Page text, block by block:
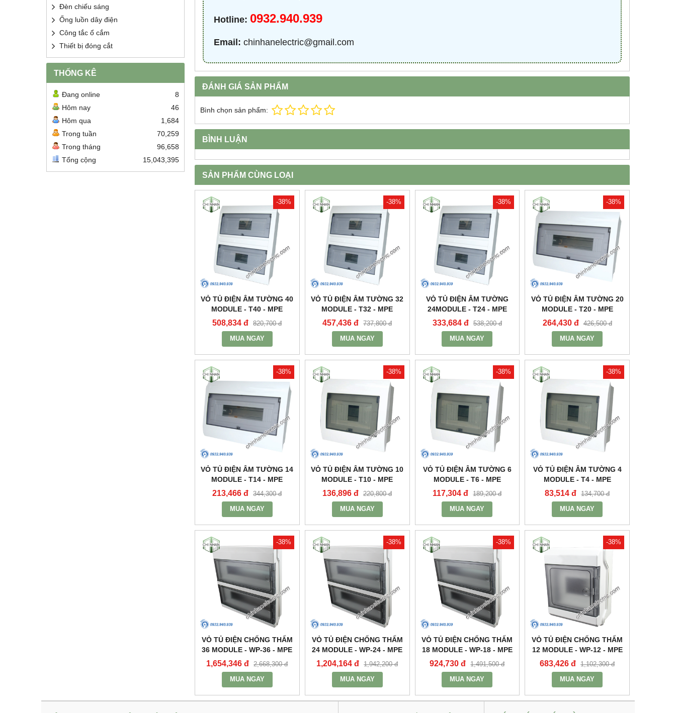
Đèn chiếu sáng
Ống luồn dây điện
Công tắc ổ cắm
Thiết bị đóng cắt
THỐNG KÊ
Đang online
8
Hôm nay
46
Hôm qua
1,684
Trong tuần
70,259
Trong tháng
96,658
Tổng cộng
15,043,395
Hotline: 0932.940.939
Email: chinhanelectric@gmail.com
ĐÁNH GIÁ SẢN PHẨM
Bình chọn sản phẩm:
BÌNH LUẬN
SẢN PHẨM CÙNG LOẠI
-38%
VỎ TỦ ĐIỆN ÂM TƯỜNG 40
MODULE - T40 - MPE
508,834 đ 820,700 đ
MUA NGAY
-38%
VỎ TỦ ĐIỆN ÂM TƯỜNG 32
MODULE - T32 - MPE
457,436 đ 737,800 đ
MUA NGAY
-38%
VỎ TỦ ĐIỆN ÂM TƯỜNG
24MODULE - T24 - MPE
333,684 đ 538,200 đ
MUA NGAY
-38%
VỎ TỦ ĐIỆN ÂM TƯỜNG 20
MODULE - T20 - MPE
264,430 đ 426,500 đ
MUA NGAY
-38%
VỎ TỦ ĐIỆN ÂM TƯỜNG 14
MODULE - T14 - MPE
213,466 đ 344,300 đ
MUA NGAY
-38%
VỎ TỦ ĐIỆN ÂM TƯỜNG 10
MODULE - T10 - MPE
136,896 đ 220,800 đ
MUA NGAY
-38%
VỎ TỦ ĐIỆN ÂM TƯỜNG 6
MODULE - T6 - MPE
117,304 đ 189,200 đ
MUA NGAY
-38%
VỎ TỦ ĐIỆN ÂM TƯỜNG 4
MODULE - T4 - MPE
83,514 đ 134,700 đ
MUA NGAY
-38%
VỎ TỦ ĐIỆN CHỐNG THẤM
36 MODULE - WP-36 - MPE
1,654,346 đ 2,668,300 đ
MUA NGAY
-38%
VỎ TỦ ĐIỆN CHỐNG THẤM
24 MODULE - WP-24 - MPE
1,204,164 đ 1,942,200 đ
MUA NGAY
-38%
VỎ TỦ ĐIỆN CHỐNG THẤM
18 MODULE - WP-18 - MPE
924,730 đ 1,491,500 đ
MUA NGAY
-38%
VỎ TỦ ĐIỆN CHỐNG THẤM
12 MODULE - WP-12 - MPE
683,426 đ 1,102,300 đ
MUA NGAY